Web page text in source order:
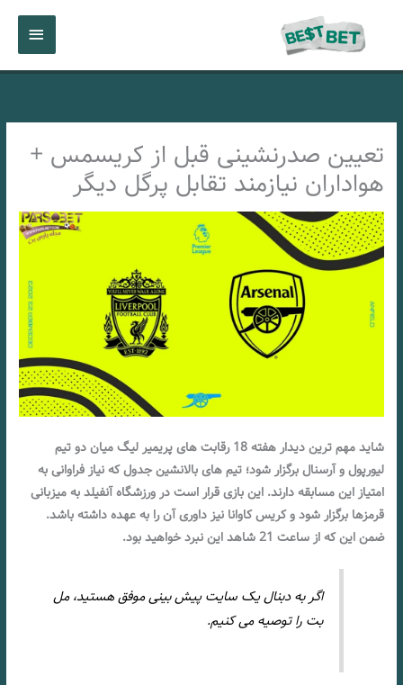
اصلی
تعیین صدرنشینی قبل از کریسمس +
هواداران نیازمند تقابل پرگل دیگر
شاید مهم ترین دیدار هفته 18 رقابت های پریمیر لیگ میان دو تیم
لیورپول و آرسنال برگزار شود؛ تیم های بالانشین جدول که نیاز فراوانی به
امتیاز این مسابقه دارند. این بازی قرار است در ورزشگاه آنفیلد به میزبانی
قرمزها برگزار شود و کریس کاوانا نیز داوری آن را به عهده داشته باشد.
ضمن این که از ساعت 21 شاهد این نبرد خواهید بود.
اگر به دبنال یک سایت پیش بینی موفق هستید، مل
بت را توصیه می کنیم.